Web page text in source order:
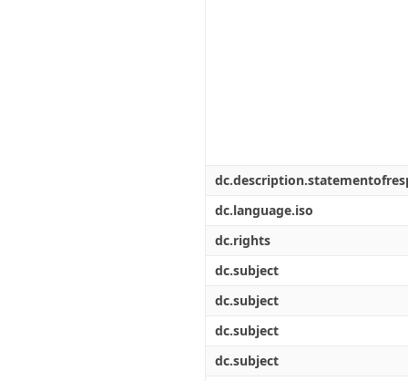
dc.language.iso
dc.rights
dc.subject
dc.subject
dc.subject
dc.subject